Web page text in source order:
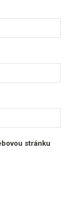
stránku